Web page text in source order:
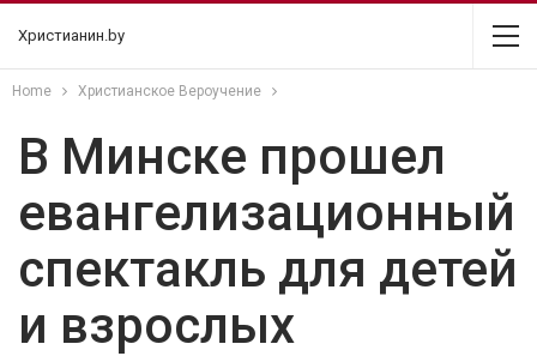
Христианин.by
Home Христианское Вероучение
В Минске прошел
евангелизационный
спектакль для детей
и взрослых